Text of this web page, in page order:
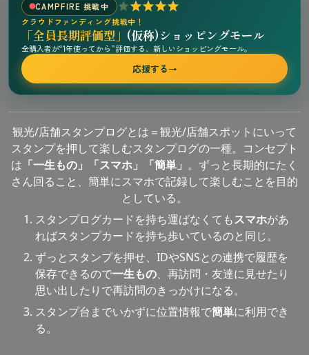
CAMPFIRE 挑戦中
クラウドファンディング挑戦中！
「全員長期評価型」 (仮称)ショッピングモール
全購入者が“1年使ってから”評価する、新しいショッピングモール。
応援する→
観光/店舗スタンプログとは＝観光/店舗スポットにいって
スタンプを押して楽しむスタンプログの一種。コンセプト
は 「一生もの」「スマホ」「簡単」 。ずっと長期的にたく
さん回ること、簡単にスマホで記録して楽しむことを目的
としている。
スタンプログカードを持ち運ばなくてもスマホがあ
ればスタンプカードを持ち歩いているのと同じ。
ずっとスタンプを押せ、IDやSNSとの連携で履歴を
保存できるので一生もの、再訪問・友達に見せたり
思い出したりで再訪問のきっかけになる。
スタンプ台までいかずに位置情報で簡単に利用でき
る。